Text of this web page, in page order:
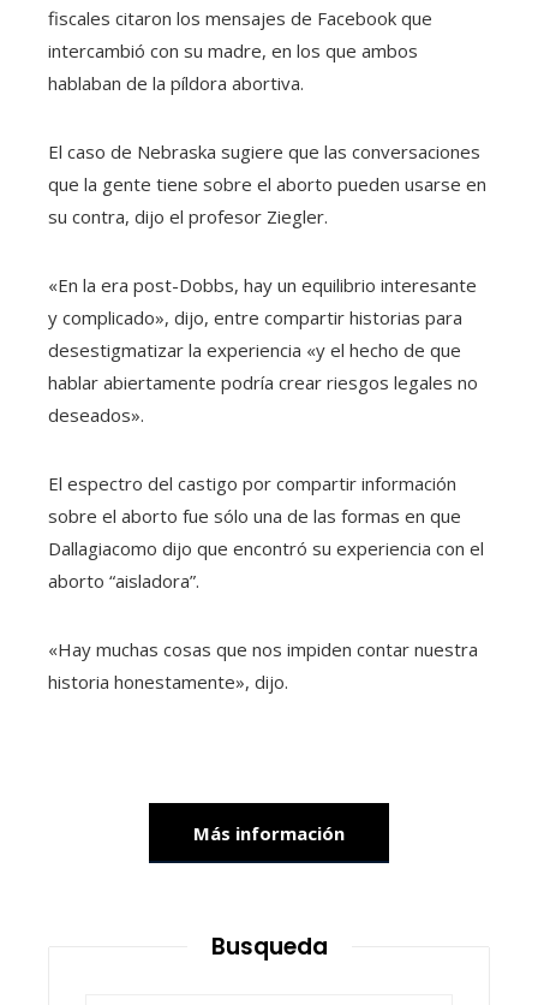
fiscales citaron los mensajes de Facebook que
intercambió con su madre, en los que ambos
hablaban de la píldora abortiva.
El caso de Nebraska sugiere que las conversaciones
que la gente tiene sobre el aborto pueden usarse en
su contra, dijo el profesor Ziegler.
«En la era post-Dobbs, hay un equilibrio interesante
y complicado», dijo, entre compartir historias para
desestigmatizar la experiencia «y el hecho de que
hablar abiertamente podría crear riesgos legales no
deseados».
El espectro del castigo por compartir información
sobre el aborto fue sólo una de las formas en que
Dallagiacomo dijo que encontró su experiencia con el
aborto “aisladora”.
«Hay muchas cosas que nos impiden contar nuestra
historia honestamente», dijo.
Más información
Busqueda